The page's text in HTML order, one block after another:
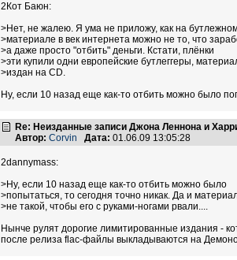
2Кот Баюн:
>Нет, не жалею. Я ума не приложу, как на
>материале в век интернета можно не то, что
>а даже просто "отбить" деньги. Кстати, плёнки
>эти купили одни европейские бутлеггеры,
>издан на CD.
Ну, если 10 назад еще как-то отбить можно было
Re: Неизданные записи Джона Леннона и
Автор: Corvin Дата: 01.06.09 13:05:28
2dannymass:
>Ну, если 10 назад еще как-то отбить можно было
>попытаться, то сегодня точно никак. Да и
>не такой, чтобы его с руками-ногами рвали....
Нынче рулят дорогие лимитированные издания -
после релиза flac-файлы выкладываются на